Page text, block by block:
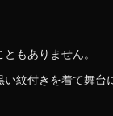
もありません。
紋付きを着て舞